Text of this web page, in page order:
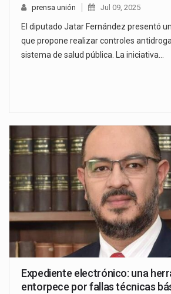
prensa unión Jul 09, 2025
El diputado Jatar Fernández presentó
que propone realizar controles
sistema de salud pública. La iniciativa…
Expediente electrónico: una
entorpece por fallas técnicas